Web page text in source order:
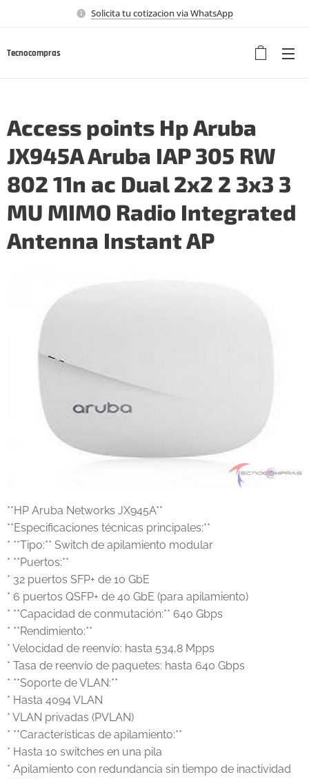
Solicita tu cotizacion via WhatsApp
Tecnocompras
Access points Hp Aruba
JX945A Aruba IAP 305 RW
802 11n ac Dual 2x2 2 3x3 3
MU MIMO Radio Integrated
Antenna Instant AP
**HP Aruba Networks JX945A**
**Especificaciones técnicas principales:**
* **Tipo:** Switch de apilamiento modular
* **Puertos:**
* 32 puertos SFP+ de 10 GbE
* 6 puertos QSFP+ de 40 GbE (para apilamiento)
* **Capacidad de conmutación:** 640 Gbps
* **Rendimiento:**
* Velocidad de reenvío: hasta 534,8 Mpps
* Tasa de reenvío de paquetes: hasta 640 Gbps
* **Soporte de VLAN:**
* Hasta 4094 VLAN
* VLAN privadas (PVLAN)
* **Características de apilamiento:**
* Hasta 10 switches en una pila
* Apilamiento con redundancia sin tiempo de inactividad